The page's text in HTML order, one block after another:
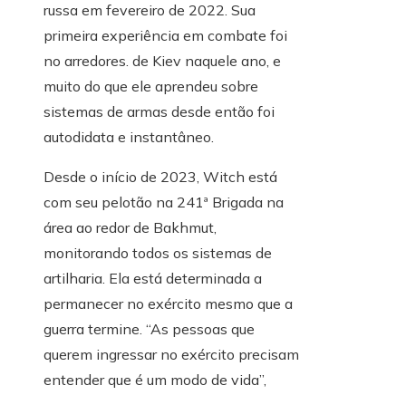
russa em fevereiro de 2022. Sua
primeira experiência em combate foi
no arredores. de Kiev naquele ano, e
muito do que ele aprendeu sobre
sistemas de armas desde então foi
autodidata e instantâneo.
Desde o início de 2023, Witch está
com seu pelotão na 241ª Brigada na
área ao redor de Bakhmut,
monitorando todos os sistemas de
artilharia. Ela está determinada a
permanecer no exército mesmo que a
guerra termine. “As pessoas que
querem ingressar no exército precisam
entender que é um modo de vida”,